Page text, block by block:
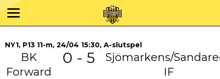
NY1, P13 11-m, 24/04 15:30, A-slutspel
BK
Forward
0 - 5
Sjömarkens/
IF